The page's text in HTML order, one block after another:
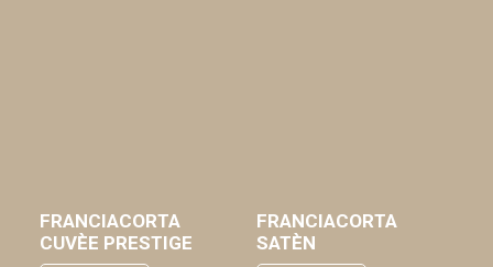
AGGIUNGI AL CARRELLO
FRANCIACORTA
CUVÈE PRESTIGE
AGGIUNGI AL CARRELLO
FRANCIACORTA
SATÈN